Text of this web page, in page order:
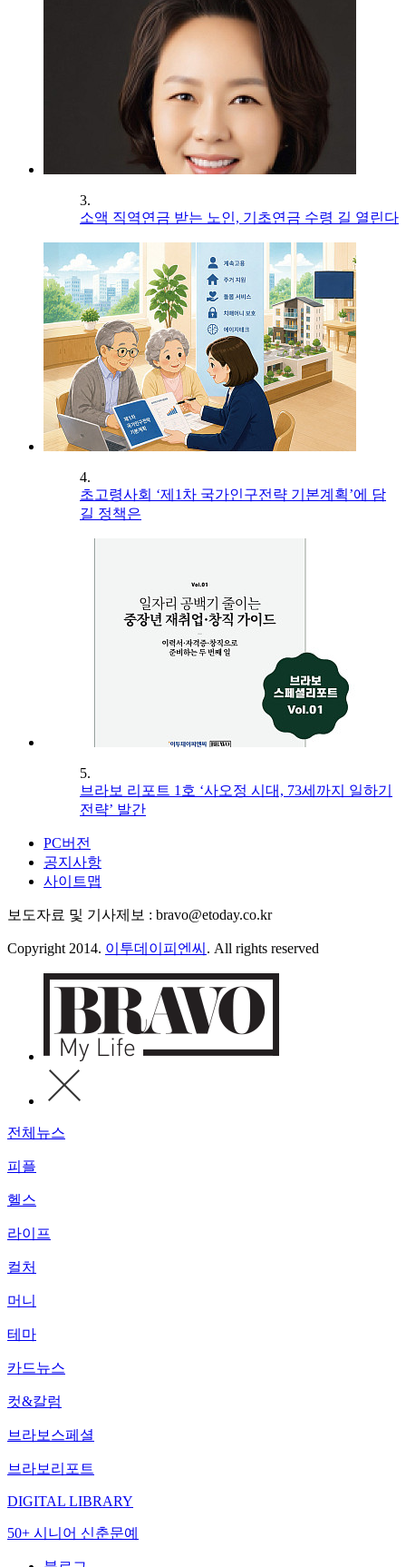
3.
소액 직역연금 받는 노인, 기초연금 수령 길 열린다
4.
초고령사회 ‘제1차 국가인구전략 기본계획’에 담
길 정책은
5.
브라보 리포트 1호 ‘사오정 시대, 73세까지 일하기
전략’ 발간
PC버전
공지사항
사이트맵
보도자료 및 기사제보 : bravo@etoday.co.kr
Copyright 2014. 이투데이피엔씨 . All rights reserved
전체뉴스
피플
헬스
라이프
컬처
머니
테마
카드뉴스
컷&칼럼
브라보스페셜
브라보리포트
DIGITAL LIBRARY
50+ 시니어 신춘문예